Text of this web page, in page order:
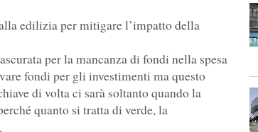
edilizia per mitigare l’impatto della
per la mancanza di fondi nella spesa
fondi per gli investimenti ma questo
di volta ci sarà soltanto quando la
quanto si tratta di verde, la
.